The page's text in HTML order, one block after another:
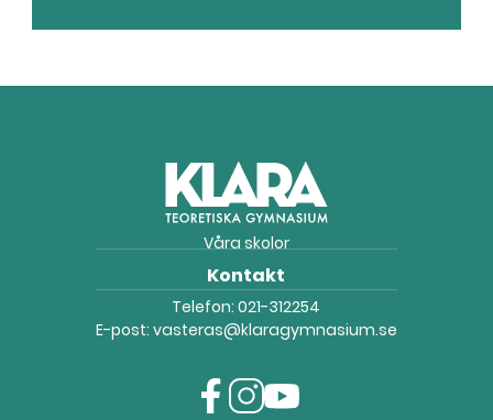
Våra skolor
Kontakt
Telefon:021-312254
E-post: vasteras@klaragymnasium.se